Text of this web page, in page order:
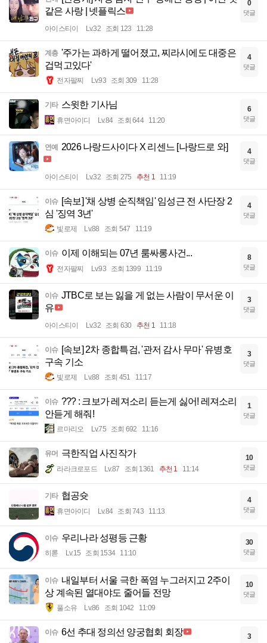
같은 사랑 | 넷플릭스
아이스티이 Lv.32 조회 123 11:28
0
댓글
계층 '주가는 과하게 떨어졌고, 찌라시에도 대중은
겁먹고있다'
전자팔찌 Lv.93 조회 309 11:28
4
댓글
기타 스윗한 기사님
휴면아이디 Lv.84 조회 644 11:20
6
댓글
연예 2026 나랑드사이다 X 리센느 [나랑드로 와]
아이스티이 Lv.32 조회 275 추천 1 11:19
4
댓글
이슈 [속보] '채 상병 순직책임' 임성근 전 사단장 2
심 '징역 3년'
빛로제 Lv.88 조회 547 11:19
4
댓글
이슈 이제 이해되는 07년 룸싸롱사건...
전자팔찌 Lv.93 조회 1399 11:19
8
댓글
이슈 JTBC로 보는 잃을 게 없는 사람이 무서운 이
유
아이스티이 Lv.32 조회 630 추천 1 11:18
3
댓글
이슈 [속보] 2차 종합특검, '관저 감사 무마' 유병호
구속 기소
빛로제 Lv.88 조회 451 11:17
3
댓글
이슈 ??? : 크보가 레져소리 듣는게 싫어! 레져소리
안듣게 해줘!
르마리오 Lv.75 조회 692 11:16
1
댓글
유머 극한직업 사진작가
라라크로포드 Lv.87 조회 1361 추천 1 11:14
10
댓글
기타 협공슛
휴면아이디 Lv.84 조회 743 11:13
4
댓글
이슈 우리나라 성평등 근황
히롣 Lv.15 조회 1534 11:10
30
댓글
이슈 내일부터 서울 극한 폭염 누그러지고 2주이
상 계속된 열대야도 줄어들 전망
풀소유 Lv.86 조회 1042 11:09
10
댓글
이슈 6선 추대 정의선 양궁협회 회장 3